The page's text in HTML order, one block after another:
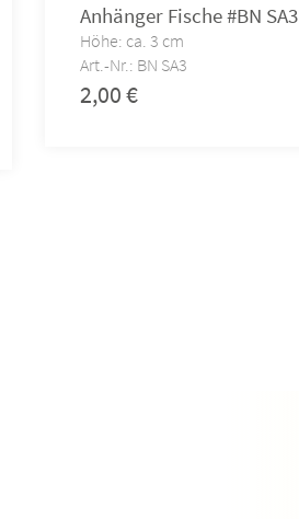
Anhänger Fische #BN SA3
Höhe: ca. 3 cm
Art.-Nr.: BN SA3
2,00€